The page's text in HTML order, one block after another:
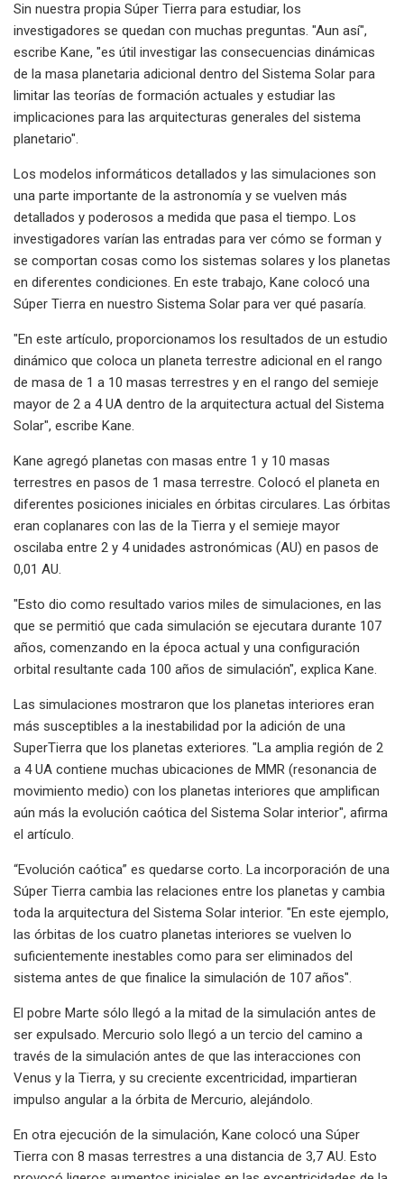
Sin nuestra propia Súper Tierra para estudiar, los
investigadores se quedan con muchas preguntas. "Aun así",
escribe Kane, "es útil investigar las consecuencias dinámicas
de la masa planetaria adicional dentro del Sistema Solar para
limitar las teorías de formación actuales y estudiar las
implicaciones para las arquitecturas generales del sistema
planetario".
Los modelos informáticos detallados y las simulaciones son
una parte importante de la astronomía y se vuelven más
detallados y poderosos a medida que pasa el tiempo. Los
investigadores varían las entradas para ver cómo se forman y
se comportan cosas como los sistemas solares y los planetas
en diferentes condiciones. En este trabajo, Kane colocó una
Súper Tierra en nuestro Sistema Solar para ver qué pasaría.
"En este artículo, proporcionamos los resultados de un estudio
dinámico que coloca un planeta terrestre adicional en el rango
de masa de 1 a 10 masas terrestres y en el rango del semieje
mayor de 2 a 4 UA dentro de la arquitectura actual del Sistema
Solar", escribe Kane.
Kane agregó planetas con masas entre 1 y 10 masas
terrestres en pasos de 1 masa terrestre. Colocó el planeta en
diferentes posiciones iniciales en órbitas circulares. Las órbitas
eran coplanares con las de la Tierra y el semieje mayor
oscilaba entre 2 y 4 unidades astronómicas (AU) en pasos de
0,01 AU.
"Esto dio como resultado varios miles de simulaciones, en las
que se permitió que cada simulación se ejecutara durante 107
años, comenzando en la época actual y una configuración
orbital resultante cada 100 años de simulación", explica Kane.
Las simulaciones mostraron que los planetas interiores eran
más susceptibles a la inestabilidad por la adición de una
SuperTierra que los planetas exteriores. "La amplia región de 2
a 4 UA contiene muchas ubicaciones de MMR (resonancia de
movimiento medio) con los planetas interiores que amplifican
aún más la evolución caótica del Sistema Solar interior", afirma
el artículo.
“Evolución caótica” es quedarse corto. La incorporación de una
Súper Tierra cambia las relaciones entre los planetas y cambia
toda la arquitectura del Sistema Solar interior. "En este ejemplo,
las órbitas de los cuatro planetas interiores se vuelven lo
suficientemente inestables como para ser eliminados del
sistema antes de que finalice la simulación de 107 años".
El pobre Marte sólo llegó a la mitad de la simulación antes de
ser expulsado. Mercurio solo llegó a un tercio del camino a
través de la simulación antes de que las interacciones con
Venus y la Tierra, y su creciente excentricidad, impartieran
impulso angular a la órbita de Mercurio, alejándolo.
En otra ejecución de la simulación, Kane colocó una Súper
Tierra con 8 masas terrestres a una distancia de 3,7 AU. Esto